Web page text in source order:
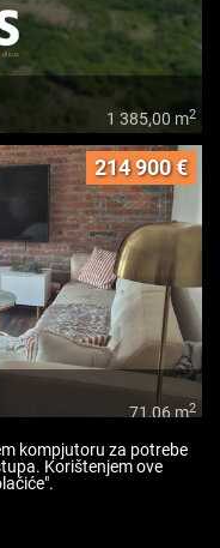
1 385,00 m2
214 900 €
71,06 m2
kompjutoru za potrebe
Korištenjem ove